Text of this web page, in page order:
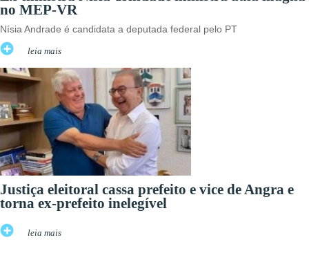
no MEP-VR
Nísia Andrade é candidata a deputada federal pelo PT
leia mais
Justiça eleitoral cassa prefeito e vice de Angra e
torna ex-prefeito inelegível
leia mais